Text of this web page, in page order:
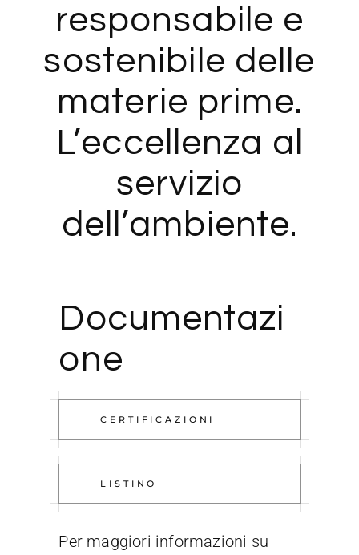
responsabile e
sostenibile delle
materie prime.
L’eccellenza al
servizio
dell’ambiente.
Documentazi
one
CERTIFICAZIONI
LISTINO
Per maggiori informazioni su